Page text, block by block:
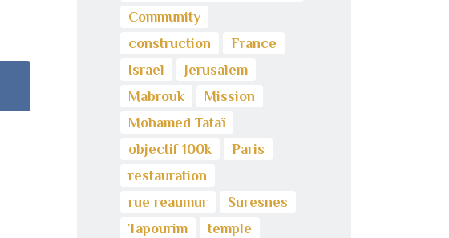
Community
construction
France
Israel
Jerusalem
Mabrouk
Mission
Mohamed Tataï
objectif 100k
Paris
restauration
rue reaumur
Suresnes
Tapourim
temple